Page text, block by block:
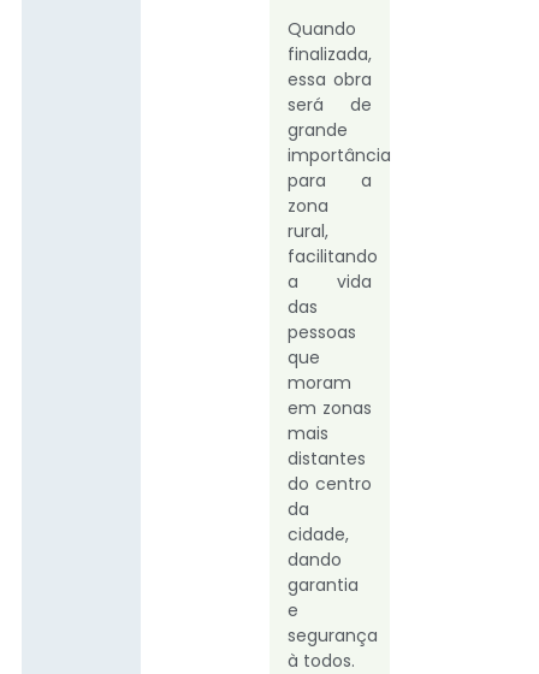
Quando
finalizada,
essa obra
será de
grande
importância
para a
zona
rural,
facilitando
a vida
das
pessoas
que
moram
em zonas
mais
distantes
do centro
da
cidade,
dando
garantia
e
segurança
à todos.